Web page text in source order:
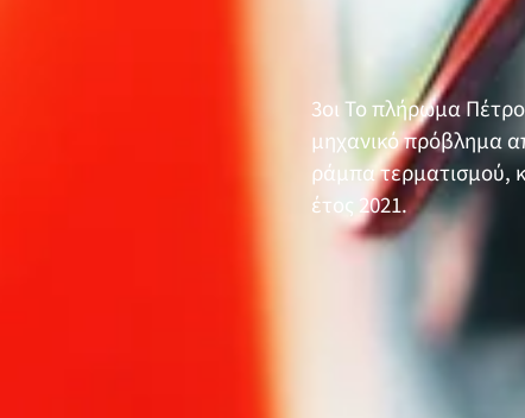
3οι Το πλήρωμα
μηχανικό πρόβλημα
ράμπα τερματισμού,
έτος 2021.